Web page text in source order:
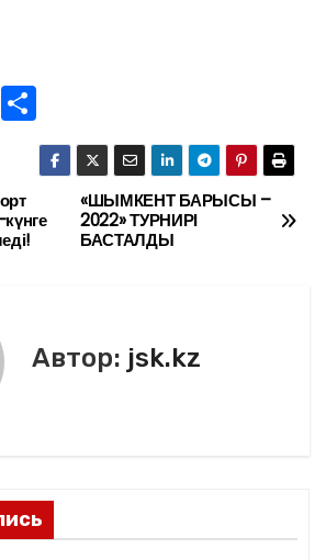
О
тп
р
а
«ШЫМКЕНТ БАРЫСЫ –
2022» ТУРНИРІ
БАСТАЛДЫ
Автор: jsk.kz